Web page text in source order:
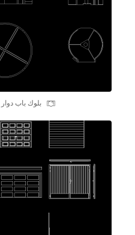
بلوك باب دوار DWG في أوتوكاد